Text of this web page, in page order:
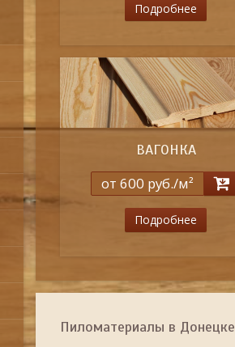
Подробнее
ВАГОНКА
от 600 руб./м²
Подробнее
Пиломатериалы в Донецке